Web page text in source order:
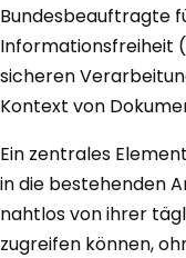
Bundesbeauftragte
Informationsfreiheit
sicheren
Kontext von
Ein zentrales
in die bestehenden
nahtlos von ihrer
zugreifen können,